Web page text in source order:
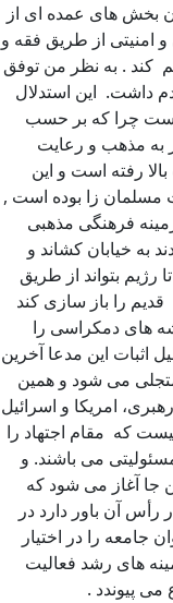
بخش های عمده ای از
امنیتی از طریق فقه و
کند . به نظر من توفق
داشت. این استدلال
است چرا که بر حسب
به مذهب و رعایت
رفته است و این
مسلمان زا بوده است ,
فرهنگی مذهبی
به خیابان کشاند و
رژیم بتواند از طریق
را باز سازی کند
های دمکراسی را
اثبات این مدعا آخرین
می شود و همین
امریکا و اسرائیل
که مقام اجتهاد را
می باشند. و
جا آغاز می شود که
آن باور دارد در
جامعه را در اختیار
های رشد فعالیت
پیوندد .